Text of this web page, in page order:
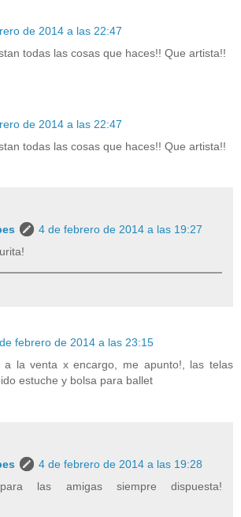
de 2014 a las 22:47
todas las cosas que haces!! Que artista!!
de 2014 a las 22:47
todas las cosas que haces!! Que artista!!
4 de febrero de 2014 a las 19:27
febrero de 2014 a las 23:15
a la venta x encargo, me apunto!, las telas
estuche y bolsa para ballet
4 de febrero de 2014 a las 19:28
las amigas siempre dispuesta!